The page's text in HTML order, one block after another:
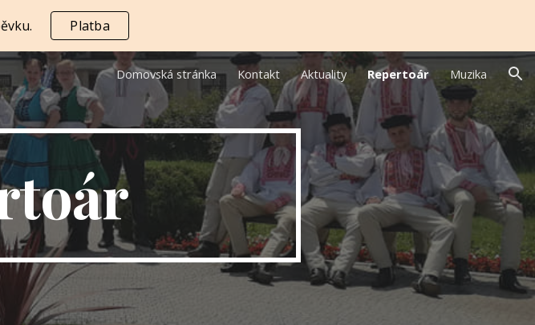
Skip to navigation
Platba
Domovská stránka Kontakt Aktuality Repertoár Muzika